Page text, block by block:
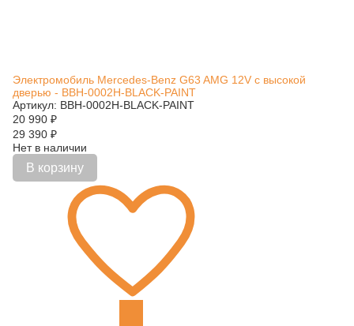
Электромобиль Mercedes-Benz G63 AMG 12V с высокой
дверью - BBH-0002H-BLACK-PAINT
Артикул: BBH-0002H-BLACK-PAINT
20 990 ₽
29 390 ₽
Нет в наличии
В корзину